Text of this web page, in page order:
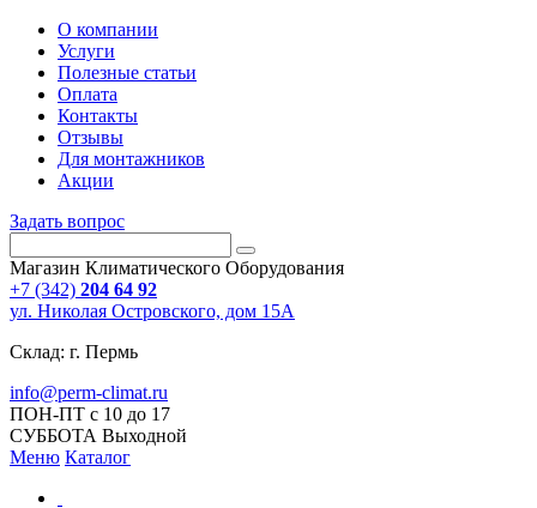
О компании
Услуги
Полезные статьи
Оплата
Контакты
Отзывы
Для монтажников
Акции
Задать вопрос
Магазин Климатического Оборудования
+7 (342) 204 64 92
ул. Николая Островского, дом 15А
Склад: г. Пермь
info@perm-climat.ru
ПОН-ПТ с 10 до 17
СУББОТА Выходной
Меню Каталог